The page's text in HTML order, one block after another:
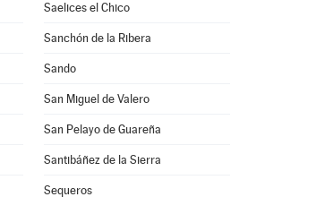
Saelices el Chico
Sanchón de la Ribera
Sando
San Miguel de Valero
San Pelayo de Guareña
Santibáñez de la Sierra
Sequeros